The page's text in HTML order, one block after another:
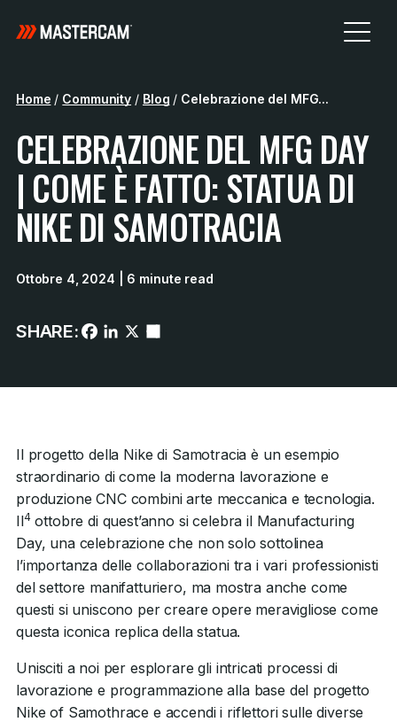
Home / Community / Blog / Celebrazione del MFG...
CELEBRAZIONE DEL MFG DAY
| COME È FATTO: STATUA DI
NIKE DI SAMOTRACIA
Ottobre 4, 2024 | 6 minute read
SHARE:
Il progetto della Nike di Samotracia è un esempio
straordinario di come la moderna lavorazione e
produzione CNC combini arte meccanica e tecnologia.
Il4ottobre di quest’anno si celebra il Manufacturing
Day, una celebrazione che non solo sottolinea
l’importanza delle collaborazioni tra i vari professionisti
del settore manifatturiero, ma mostra anche come
questi si uniscono per creare opere meravigliose come
questa iconica replica della statua.
Unisciti a noi per esplorare gli intricati processi di
lavorazione e programmazione alla base del progetto
Nike of Samothrace e accendi i riflettori sulle diverse